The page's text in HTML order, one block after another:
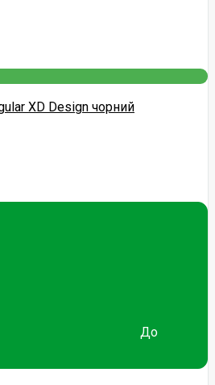
XD Design чорний
До